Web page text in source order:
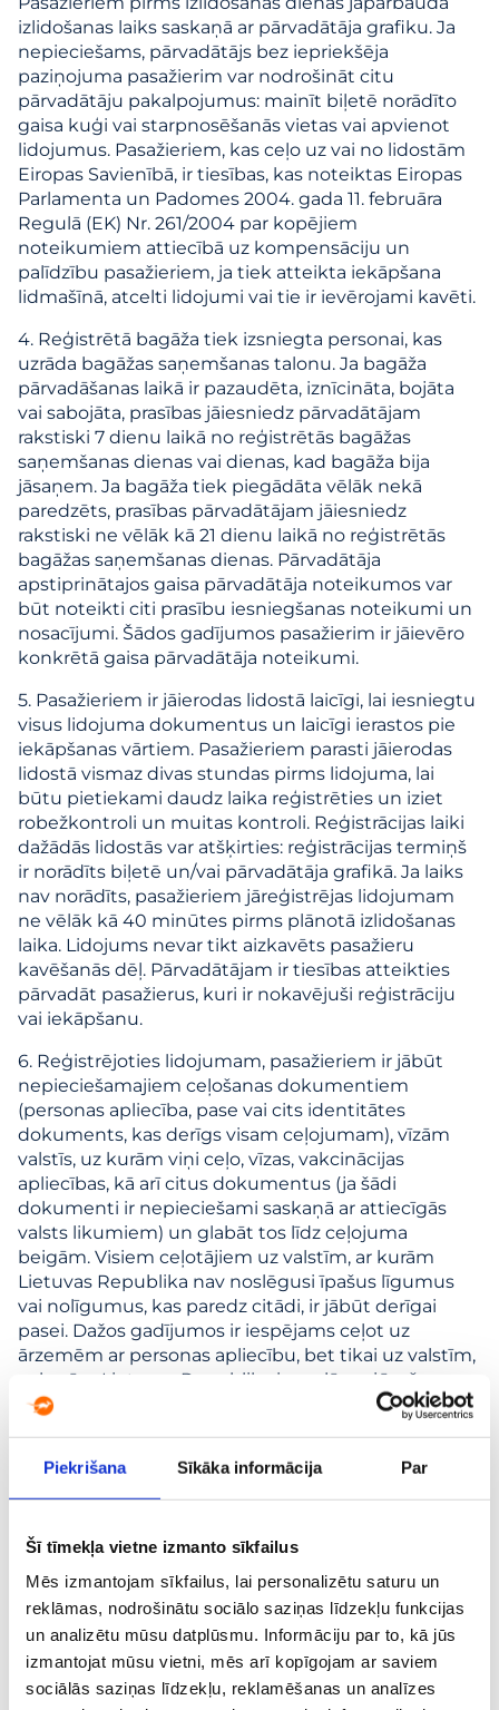
Piekrišana Sīkāka informācija Par
Šī tīmekļa vietne izmanto sīkfailus
Mēs izmantojam sīkfailus, lai personalizētu saturu un
reklāmas, nodrošinātu sociālo saziņas līdzekļu funkcijas
un analizētu mūsu datplūsmu. Informāciju par to, kā jūs
izmantojat mūsu vietni, mēs arī kopīgojam ar saviem
sociālās saziņas līdzekļu, reklamēšanas un analīzes
izlidošanas laiks saskaņā ar pārvadātāja grafiku. Ja
nepieciešams, pārvadātājs bez iepriekšēja
paziņojuma pasažierim var nodrošināt citu
pārvadātāju pakalpojumus: mainīt biļetē norādīto
gaisa kuģi vai starpnosēšanās vietas vai apvienot
lidojumus. Pasažieriem, kas ceļo uz vai no lidostām
Eiropas Savienībā, ir tiesības, kas noteiktas Eiropas
Parlamenta un Padomes 2004. gada 11. februāra
Regulā (EK) Nr. 261/2004 par kopējiem
noteikumiem attiecībā uz kompensāciju un
palīdzību pasažieriem, ja tiek atteikta iekāpšana
lidmašīnā, atcelti lidojumi vai tie ir ievērojami kavēti.
4. Reģistrētā bagāža tiek izsniegta personai, kas
uzrāda bagāžas saņemšanas talonu. Ja bagāža
pārvadāšanas laikā ir pazaudēta, iznīcināta, bojāta
vai sabojāta, prasības jāiesniedz pārvadātājam
rakstiski 7 dienu laikā no reģistrētās bagāžas
saņemšanas dienas vai dienas, kad bagāža bija
jāsaņem. Ja bagāža tiek piegādāta vēlāk nekā
paredzēts, prasības pārvadātājam jāiesniedz
rakstiski ne vēlāk kā 21 dienu laikā no reģistrētās
bagāžas saņemšanas dienas. Pārvadātāja
apstiprinātajos gaisa pārvadātāja noteikumos var
būt noteikti citi prasību iesniegšanas noteikumi un
nosacījumi. Šādos gadījumos pasažierim ir jāievēro
konkrētā gaisa pārvadātāja noteikumi.
5. Pasažieriem ir jāierodas lidostā laicīgi, lai iesniegtu
visus lidojuma dokumentus un laicīgi ierastos pie
iekāpšanas vārtiem. Pasažieriem parasti jāierodas
lidostā vismaz divas stundas pirms lidojuma, lai
būtu pietiekami daudz laika reģistrēties un iziet
robežkontroli un muitas kontroli. Reģistrācijas laiki
dažādās lidostās var atšķirties: reģistrācijas termiņš
ir norādīts biļetē un/vai pārvadātāja grafikā. Ja laiks
nav norādīts, pasažieriem jāreģistrējas lidojumam
ne vēlāk kā 40 minūtes pirms plānotā izlidošanas
laika. Lidojums nevar tikt aizkavēts pasažieru
kavēšanās dēļ. Pārvadātājam ir tiesības atteikties
pārvadāt pasažierus, kuri ir nokavējuši reģistrāciju
vai iekāpšanu.
6. Reģistrējoties lidojumam, pasažieriem ir jābūt
nepieciešamajiem ceļošanas dokumentiem
(personas apliecība, pase vai cits identitātes
dokuments, kas derīgs visam ceļojumam), vīzām
valstīs, uz kurām viņi ceļo, vīzas, vakcinācijas
apliecības, kā arī citus dokumentus (ja šādi
dokumenti ir nepieciešami saskaņā ar attiecīgās
valsts likumiem) un glabāt tos līdz ceļojuma
beigām. Visiem ceļotājiem uz valstīm, ar kurām
Lietuvas Republika nav noslēgusi īpašus līgumus
vai nolīgumus, kas paredz citādi, ir jābūt derīgai
pasei. Dažos gadījumos ir iespējams ceļot uz
ārzemēm ar personas apliecību, bet tikai uz valstīm,
ar kurām Lietuvas Republika ir noslēgusi īpašus
nolīgumus vai līgumus. Valstu saraksts, kuras atzīst
pasažieris nepilda pienākumu nodrošināt
nepieciešamos ceļošanas dokumentus,
pasažiera nepietiekamu ceļošanas un/vai citu
nepieciešamo dokumentu dēļ attiecīgās valsts
migrācijas dienests neļauj pasažierim ieceļot
galamērķa valsts teritorijā, pasažieris (tostarp
deportētie pasažieri) ir atbildīgs par visām tiešajām
un netiešajām izmaksām, kas pārvadātājam radušās
šā iemesla dēļ.